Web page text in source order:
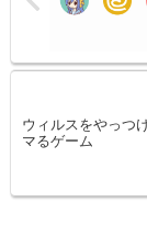
ウィルスをやっつ
マるゲーム